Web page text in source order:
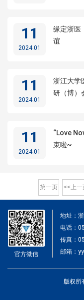
11
2024.01
缘定浙医
谊
11
2024.01
浙江大学
研（博）
11
2024.01
“Love
束啦~
第一页 <<上一
官方微信
地址：
电话：
传真：
邮箱：
版权所